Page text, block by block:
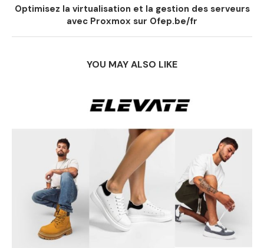
Optimisez la virtualisation et la gestion des serveurs
avec Proxmox sur Ofep.be/fr
YOU MAY ALSO LIKE